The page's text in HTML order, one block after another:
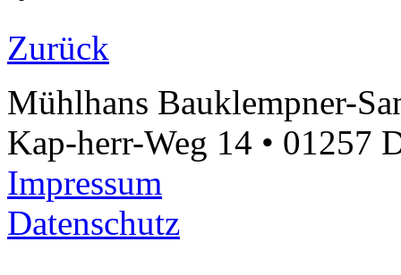
Zurück
Mühlhans Bauklempner-
Kap-herr-Weg 14 • 01257
Impressum
Datenschutz